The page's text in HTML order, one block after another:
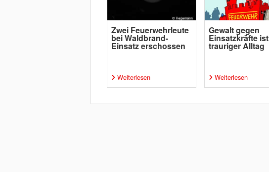
Zwei Feuerwehrleute
bei Waldbrand-
Einsatz erschossen
Weiterlesen
Gewalt gegen
Einsatzkräfte ist
trauriger Alltag
Weiterlesen